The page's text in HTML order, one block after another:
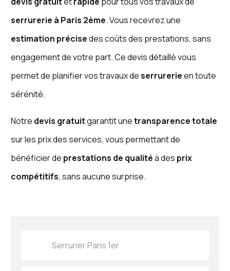
serrurerie à Paris 2ème. Vous recevrez une
estimation précisedes coûts des prestations, sans
engagement de votre part. Ce devis détaillé vous
permet de planifier vos travaux deserrurerieen toute
sérénité.
Notre devis gratuitgarantit unetransparence totale
sur les prix des services, vous permettant de
bénéficier de prestations de qualitéà des prix
compétitifs, sans aucune surprise.
Serrurier Paris 1er